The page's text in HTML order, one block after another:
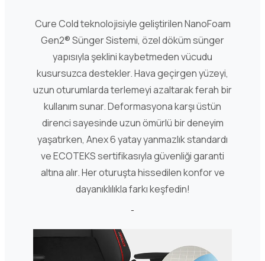
Cure Cold teknolojisiyle geliştirilen NanoFoam
Gen2® Sünger Sistemi, özel döküm sünger
yapısıyla şeklini kaybetmeden vücudu
kusursuzca destekler. Hava geçirgen yüzeyi,
uzun oturumlarda terlemeyi azaltarak ferah bir
kullanım sunar. Deformasyona karşı üstün
direnci sayesinde uzun ömürlü bir deneyim
yaşatırken, Anex 6 yatay yanmazlık standardı
ve ECOTEKS sertifikasıyla güvenliği garanti
altına alır. Her oturuşta hissedilen konfor ve
dayanıklılıkla farkı keşfedin!
-